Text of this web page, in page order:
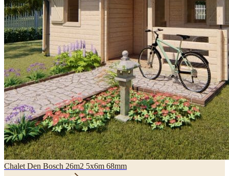
Chalet Den Bosch 26m2 5x6m 68mm